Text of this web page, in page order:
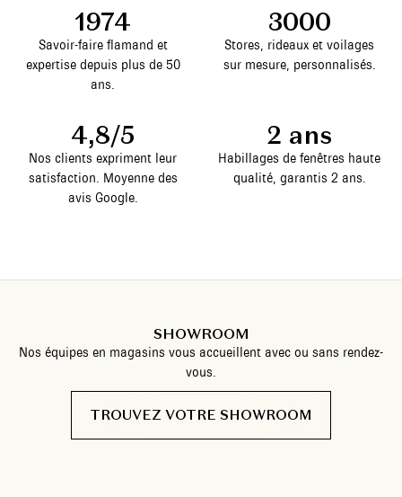
1974
Savoir-faire flamand et
expertise depuis plus de 50
ans.
3000
Stores, rideaux et voilages
sur mesure, personnalisés.
4,8/5
Nos clients expriment leur
satisfaction. Moyenne des
avis Google.
2 ans
Habillages de fenêtres haute
qualité, garantis 2 ans.
SHOWROOM
Nos équipes en magasins vous accueillent avec ou sans rendez-
vous.
TROUVEZ VOTRE SHOWROOM